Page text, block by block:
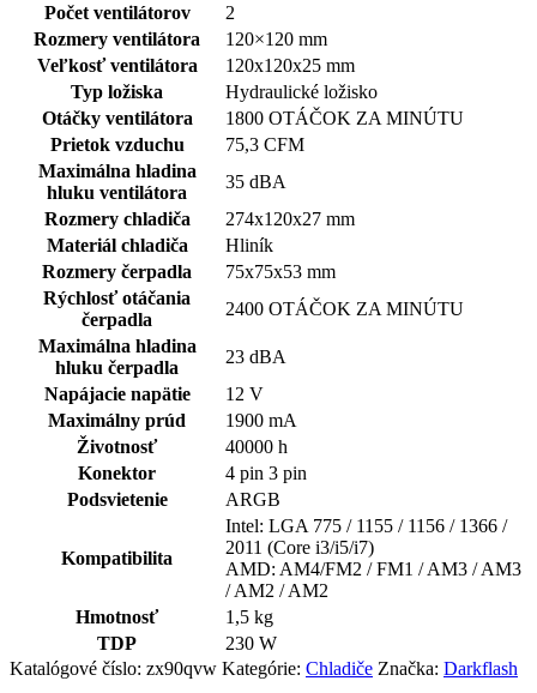
Počet ventilátorov
2
Rozmery ventilátora
120×120 mm
Veľkosť ventilátora
120x120x25 mm
Typ ložiska
Hydraulické ložisko
Otáčky ventilátora
1800 OTÁČOK ZA MINÚTU
Prietok vzduchu
75,3 CFM
Maximálna hladina
hluku ventilátora
35 dBA
Rozmery chladiča
274x120x27 mm
Materiál chladiča
Hliník
Rozmery čerpadla
75x75x53 mm
Rýchlosť otáčania
čerpadla
2400 OTÁČOK ZA MINÚTU
Maximálna hladina
hluku čerpadla
23 dBA
Napájacie napätie
12 V
Maximálny prúd
1900 mA
Životnosť
40000 h
Konektor
4 pin 3 pin
Podsvietenie
ARGB
Kompatibilita
Intel: LGA 775 / 1155 / 1156 / 1366 /
2011 (Core i3/i5/i7)
AMD: AM4/FM2 / FM1 / AM3 / AM3
/ AM2 / AM2
Hmotnosť
1,5 kg
TDP
230 W
Katalógové číslo: zx90qvw Kategórie: Chladiče Značka: Darkflash